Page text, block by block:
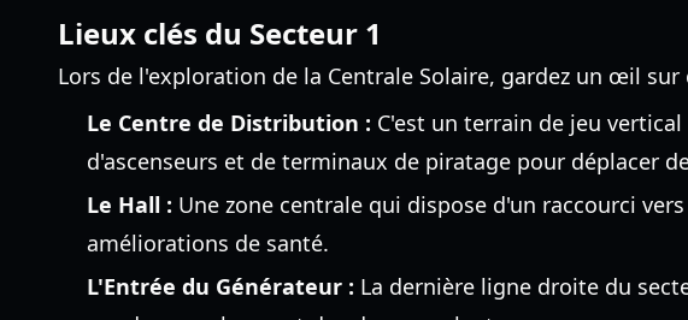
Lieux clés du Secteur 1
Lors de l'exploration de la Centrale Solaire, gardez un œil
Le Centre de Distribution : C'est un terrain de jeu
d'ascenseurs et de terminaux de piratage pour déplacer
Le Hall : Une zone centrale qui dispose d'un raccourci
améliorations de santé.
L'Entrée du Générateur : La dernière ligne droite du